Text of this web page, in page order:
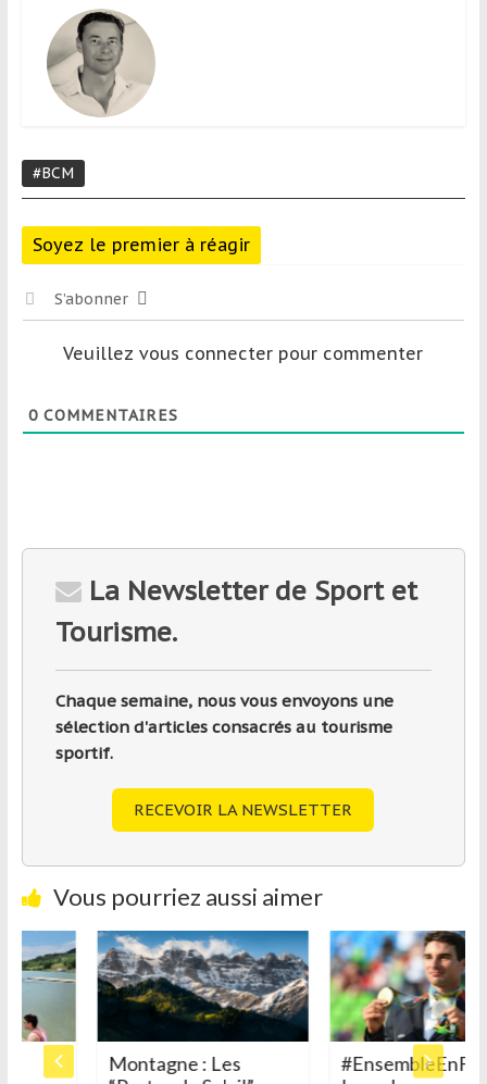
#BCM
Soyez le premier à réagir
S’abonner
Veuillez vous connecter pour commenter
0COMMENTAIRES
La Newsletter de Sport et
Tourisme.
Chaque semaine, nous vous envoyons une
sélection d'articles consacrés au tourisme
sportif.
RECEVOIR LA NEWSLETTER
Vous pourriez aussi aimer
Montagne : Les